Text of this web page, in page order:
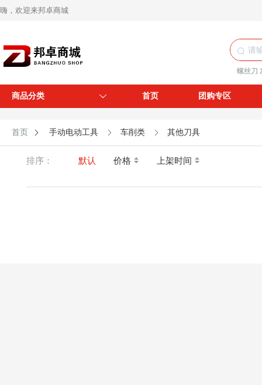
嗨，欢迎来邦卓商城
螺丝刀
商品分类 首页 团购专区
首页 手动电动工具 车削类 其他刀具
排序： 默认 价格 上架时间